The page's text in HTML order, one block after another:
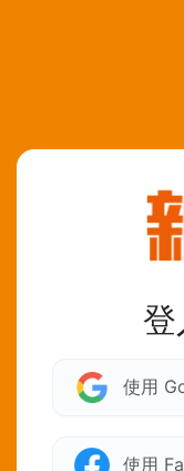
登
使用
使用